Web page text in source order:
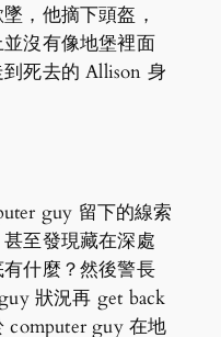
，他摘下頭盔，
沒有像地堡裡面
死去的 Allison 身
guy 留下的線索
至發現藏在深處
什麼？然後警長
狀況再 get back
computer guy 在地